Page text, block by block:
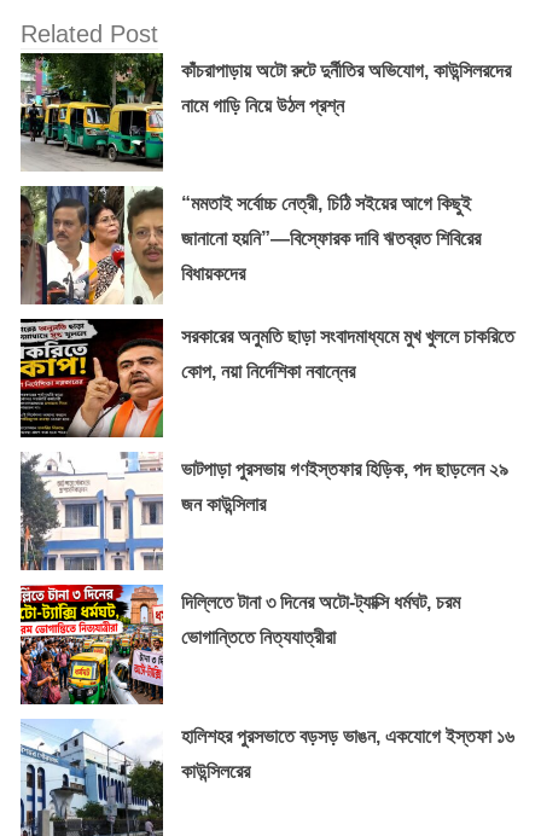
Related Post
কাঁচরাপাড়ায় অটো রুটে দুর্নীতির অভিযোগ, কাউন্সিলরদের
নামে গাড়ি নিয়ে উঠল প্রশ্ন
“মমতাই সর্বোচ্চ নেত্রী, চিঠি সইয়ের আগে কিছুই
জানানো হয়নি”—বিস্ফোরক দাবি ঋতব্রত শিবিরের
বিধায়কদের
সরকারের অনুমতি ছাড়া সংবাদমাধ্যমে মুখ খুললে চাকরিতে
কোপ, নয়া নির্দেশিকা নবান্নের
ভাটপাড়া পুরসভায় গণইস্তফার হিড়িক, পদ ছাড়লেন ২৯
জন কাউন্সিলার
দিল্লিতে টানা ৩ দিনের অটো-ট্যাক্সি ধর্মঘট, চরম
ভোগান্তিতে নিত্যযাত্রীরা
হালিশহর পুরসভাতে বড়সড় ভাঙন, একযোগে ইস্তফা ১৬
কাউন্সিলরের